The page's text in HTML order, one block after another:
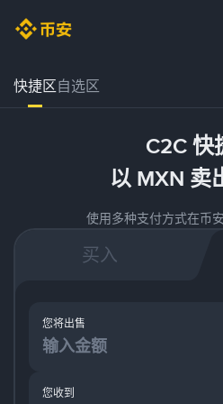
快捷区自选区
C2C 快
以 MXN 卖
使用多种支付方式在币
买入
您收到
您将出售